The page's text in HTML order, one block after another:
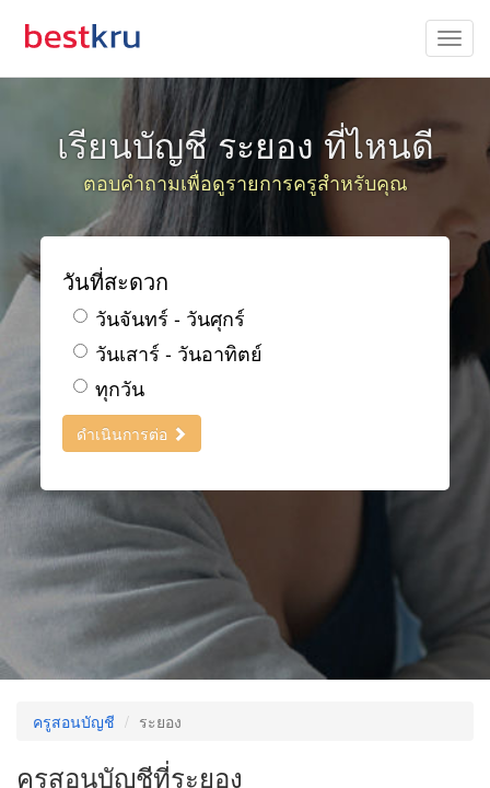
เรียนบัญชี ระยอง ที่ไหนดี
ตอบคำถามเพื่อดูรายการครูสำหรับคุณ
วันที่สะดวก
วันจันทร์ - วันศุกร์
วันเสาร์ - วันอาทิตย์
ทุกวัน
ดำเนินการต่อ
ครูสอนบัญชี ระยอง
ครูสอนบัญชีที่ระยอง